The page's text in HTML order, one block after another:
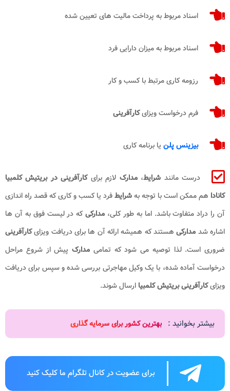
اسناد مربوط به پرداخت مالیت های تعیین شده
اسناد مربوط به میزان دارایی فرد
رزومه کاری مرتبط با کسب و کار
فرم درخواست ویزایکارآفرینی
بیزینس پلن یا برنامه کاری
درست مانند شرایط،مدارک لازم برایکارآفرینی در بریتیش کلمبیا
کانادا هم ممکن است با توجه بهشرایطفرد یا کسب و کاری که قصد راه اندازی
آن را دراد متفاوت باشد. اما به طور کلی، مدارکیکه در لیست فوق به آن ها
اشاره شد مدارکیهستند که همیشه ارائه آن ها برای دریافت ویزایکارآفرینی
ضروری است. لذا توصیه می شود که تمامی مدارک پیش از شروع مراحل
درخواست آماده شده، با یک وکیل مهاجرتی بررسی شده و سپس برای دریافت
ویزایکارآفرینی بریتیش کلمبیا ارسال شوند.
بیشتر بخوانید : بهترین کشور برای سرمایه گذاری
برای عضویت در کانال تلگرام ما کلیک کنید